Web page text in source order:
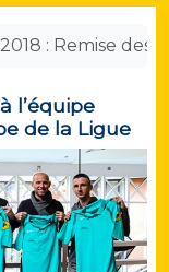
: Remise
l’équipe
de la Ligue